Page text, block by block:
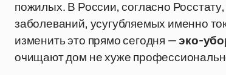
пожилых. В России, согласно
заболеваний, усугубляемых именно
изменить это прямо сегодня —эко-
очищают дом не хуже